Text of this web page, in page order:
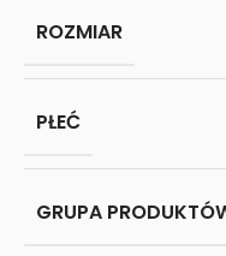
ROZMIAR
PŁEĆ
GRUPA